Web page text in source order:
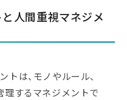
人間重視マネジメ
は、モノやルール、
理するマネジメントで